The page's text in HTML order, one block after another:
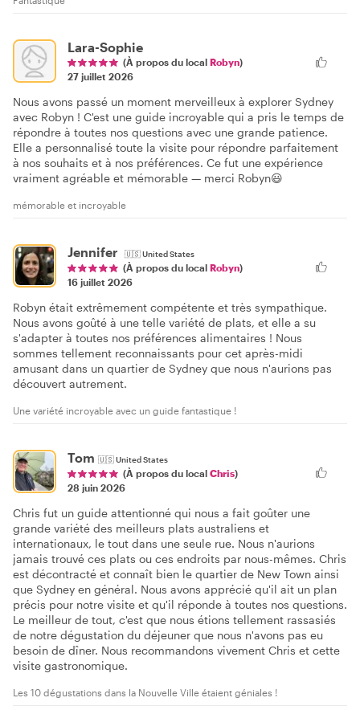
Lara-Sophie
(À propos du local Robyn)
27 juillet 2026
Nous avons passé un moment merveilleux à explorer Sydney
avec Robyn ! C'est une guide incroyable qui a pris le temps de
répondre à toutes nos questions avec une grande patience.
Elle a personnalisé toute la visite pour répondre parfaitement
à nos souhaits et à nos préférences. Ce fut une expérience
vraiment agréable et mémorable — merci Robyn😃
mémorable et incroyable
Jennifer 🇺🇸United States
(À propos du local Robyn)
16 juillet 2026
Robyn était extrêmement compétente et très sympathique.
Nous avons goûté à une telle variété de plats, et elle a su
s'adapter à toutes nos préférences alimentaires ! Nous
sommes tellement reconnaissants pour cet après-midi
amusant dans un quartier de Sydney que nous n'aurions pas
découvert autrement.
Une variété incroyable avec un guide fantastique !
Tom 🇺🇸United States
(À propos du local Chris)
28 juin 2026
Chris fut un guide attentionné qui nous a fait goûter une
grande variété des meilleurs plats australiens et
internationaux, le tout dans une seule rue. Nous n'aurions
jamais trouvé ces plats ou ces endroits par nous-mêmes. Chris
est décontracté et connaît bien le quartier de New Town ainsi
que Sydney en général. Nous avons apprécié qu'il ait un plan
précis pour notre visite et qu'il réponde à toutes nos questions.
Le meilleur de tout, c'est que nous étions tellement rassasiés
de notre dégustation du déjeuner que nous n'avons pas eu
besoin de dîner. Nous recommandons vivement Chris et cette
visite gastronomique.
Les 10 dégustations dans la Nouvelle Ville étaient géniales !